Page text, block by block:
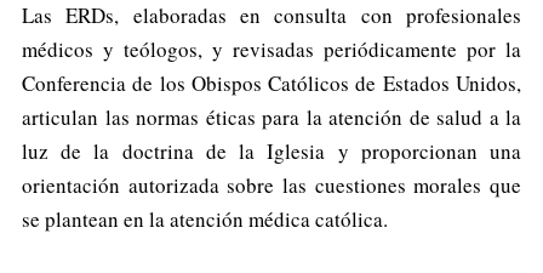
Las ERDs, elaboradas en consulta con profesionales
médicos y teólogos, y revisadas periódicamente por la
Conferencia de los Obispos Católicos de Estados Unidos,
articulan las normas éticas para la atención de salud a la
luz de la doctrina de la Iglesia y proporcionan una
orientación autorizada sobre las cuestiones morales que
se plantean en la atención médica católica.